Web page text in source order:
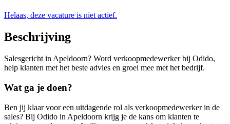
Helaas, deze vacature is niet actief.
Beschrijving
Salesgericht in Apeldoorn? Word verkoopmedewerker bij Odido,
help klanten met het beste advies en groei mee met het bedrijf.
Wat ga je doen?
Ben jij klaar voor een uitdagende rol als verkoopmedewerker in de
sales? Bij Odido in Apeldoorn krijg je de kans om klanten te